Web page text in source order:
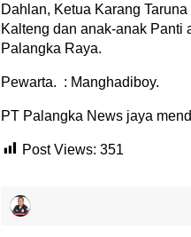
Dahlan, Ketua Karang
Kalteng dan anak-anak Panti
Palangka Raya.
Pewarta. : Manghadiboy.
PT Palangka News jaya
Post Views: 351